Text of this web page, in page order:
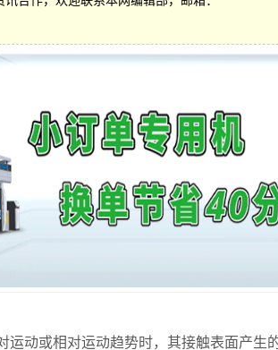
动或相对运动趋势时，其接触表面产生